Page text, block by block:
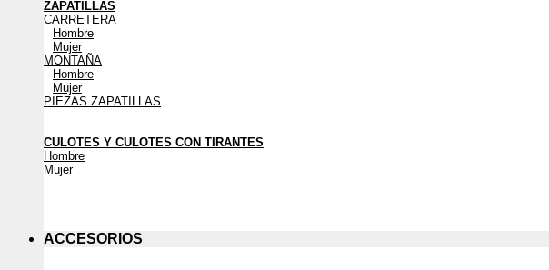
ZAPATILLAS
CARRETERA
Hombre
Mujer
MONTAÑA
Hombre
Mujer
PIEZAS ZAPATILLAS
CULOTES Y CULOTES CON TIRANTES
Hombre
Mujer
ACCESORIOS